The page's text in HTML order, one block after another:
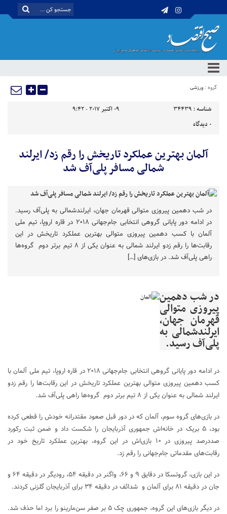
گروه : ورزشی
شناسه : 34439
09 اکتبر 2017 - 9:42
0 دیدگاه
آلمان بهترین عملکرد تاریخش را رقم زد/ ایرلند
شمالی مسافر پلی‌آف شد
در شب دهمین پیروزی متوالی قهرمان جهان، ایرلندشمالی به پلی‌آف رسید.
در ادامه دور پایانی گروهی انتخابی جام‌جهانی ۲۰۱۸ در قاره اروپا، تیم ملی
آلمان با کسب دهمین پیروزی متوالی بهترین عملکرد تاریخش در این
رقابت‌ها را رقم زدو ایرلند شمالی به عنوان یکی از ۸ تیم برتر دوم گروه‌ها
راهی پلی‌آف شد. در بازی‌های […]
در شب دهمین
پیروزی متوالی
قهرمان جهان،
ایرلندشمالی به
پلی‌آف رسید.
در ادامه دور پایانی گروهی انتخابی جام‌جهانی ۲۰۱۸ در قاره اروپا، تیم ملی آلمان با
کسب دهمین پیروزی متوالی بهترین عملکرد تاریخش در این رقابت‌ها را رقم زدو
ایرلند شمالی به عنوان یکی از ۸ تیم برتر دوم گروه‌ها راهی پلی‌آف شد.
در بازی‌های گروه سوم، آلمان که در دور قبل صعود مقتدرانه خودش را قطعی کرده
بود، ۵ بریک در خانه‌اش جمهوری آذربایجان را شکست داد و ضمن ثبت رکورد
صددرصد پیروزی در ۱۰ بازی‌اش در این گروه، بهترین عملکرد تاریخ خود در
رقابت‌های مقدماتی جام‌جهانی را رقم زد.
در این بازی، گروتسکا در دقایق ۹ و ۶۶، واگنر در دقیقه ۵۴، رودیگر در دقیقه ۶۴ و
جان در دقیقه ۸۱ برای آلمان و شدائف در دقیقه ۳۴ برای آذربایجان گلزنی کردند.
در دیگر بازی‌های این گروه، جمهوری چک ۵ بر صفر سن‌مارینو را برد اما حذف شد.